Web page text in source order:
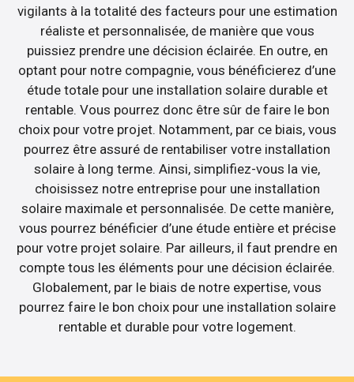
vigilants à la totalité des facteurs pour une estimation
réaliste et personnalisée, de manière que vous
puissiez prendre une décision éclairée. En outre, en
optant pour notre compagnie, vous bénéficierez d’une
étude totale pour une installation solaire durable et
rentable. Vous pourrez donc être sûr de faire le bon
choix pour votre projet. Notamment, par ce biais, vous
pourrez être assuré de rentabiliser votre installation
solaire à long terme. Ainsi, simplifiez-vous la vie,
choisissez notre entreprise pour une installation
solaire maximale et personnalisée. De cette manière,
vous pourrez bénéficier d’une étude entière et précise
pour votre projet solaire. Par ailleurs, il faut prendre en
compte tous les éléments pour une décision éclairée.
Globalement, par le biais de notre expertise, vous
pourrez faire le bon choix pour une installation solaire
rentable et durable pour votre logement.